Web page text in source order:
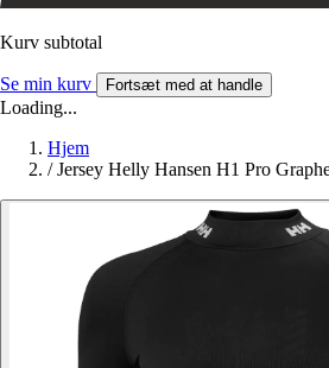
Kurv subtotal
Se min kurv Fortsæt med at handle
Loading...
Hjem
/ Jersey Helly Hansen H1 Pro